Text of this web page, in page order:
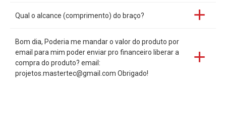
Qual o alcance (comprimento) do braço?
Bom dia, Poderia me mandar o valor do produto por
email para mim poder enviar pro financeiro liberar a
compra do produto? email:
projetos.mastertec@gmail.com Obrigado!